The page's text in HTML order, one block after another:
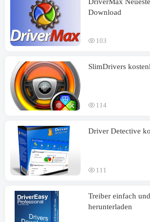
Download
103
SlimDrivers
114
Driver Detective
111
Treiber einfach
herunterladen